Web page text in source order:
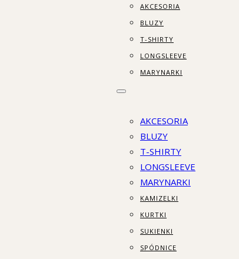
AKCESORIA
BLUZY
T-SHIRTY
LONGSLEEVE
MARYNARKI
AKCESORIA
BLUZY
T-SHIRTY
LONGSLEEVE
MARYNARKI
KAMIZELKI
KURTKI
SUKIENKI
SPÓDNICE